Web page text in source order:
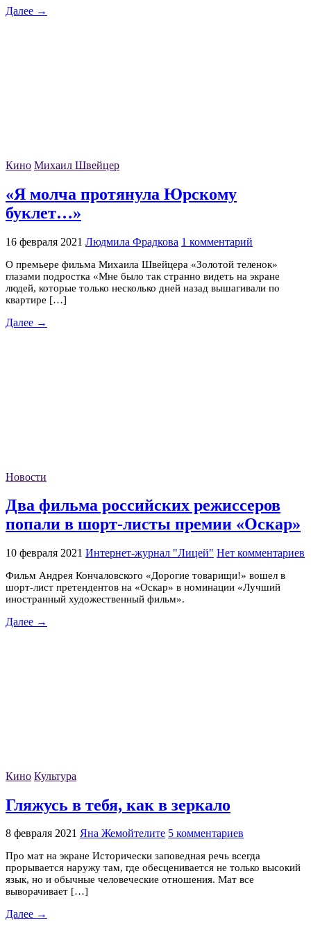
Далее →
Кино Михаил Швейцер
«Я молча протянула Юрскому
буклет…»
16 февраля 2021 Людмила Фрадкова 1 комментарий
О премьере фильма Михаила Швейцера «Золотой теленок»
глазами подростка «Мне было так странно видеть на экране
людей, которые только несколько дней назад вышагивали по
квартире […]
Далее →
Новости
Два фильма российских режиссеров
попали в шорт-листы премии «Оскар»
10 февраля 2021 Интернет-журнал "Лицей" Нет комментариев
Фильм Андрея Кончаловского «Дорогие товарищи!» вошел в
шорт-лист претендентов на «Оскар» в номинации «Лучший
иностранный художественный фильм».
Далее →
Кино Культура
Гляжусь в тебя, как в зеркало
8 февраля 2021 Яна Жемойтелите 5 комментариев
Про мат на экране Исторически заповедная речь всегда
прорывается наружу там, где обесценивается не только высокий
язык, но и обычные человеческие отношения. Мат все
выворачивает […]
Далее →